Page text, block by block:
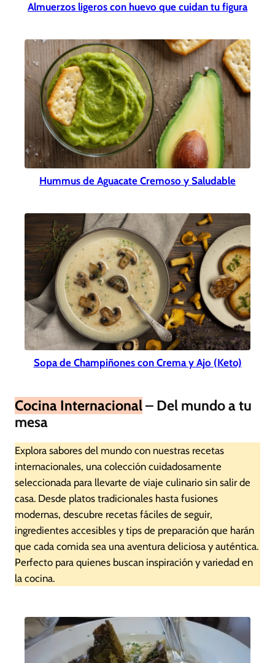
Almuerzos ligeros con huevo que cuidan tu figura
Hummus de Aguacate Cremoso y Saludable
Sopa de Champiñones con Crema y Ajo (Keto)
Cocina Internacional– Del mundo a tu
mesa
Explora sabores del mundo con nuestras recetas
internacionales, una colección cuidadosamente
seleccionada para llevarte de viaje culinario sin salir de
casa. Desde platos tradicionales hasta fusiones
modernas, descubre recetas fáciles de seguir,
ingredientes accesibles y tips de preparación que harán
que cada comida sea una aventura deliciosa y auténtica.
Perfecto para quienes buscan inspiración y variedad en
la cocina.